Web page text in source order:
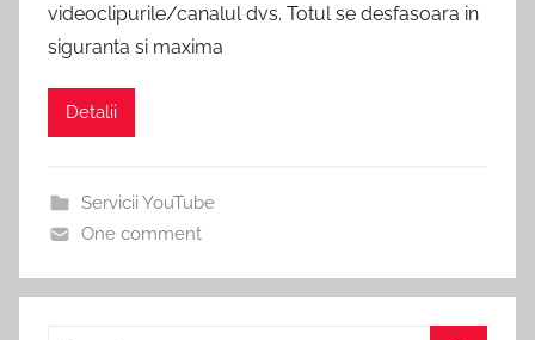
videoclipurile/canalul dvs. Totul se desfasoara in
siguranta si maxima
Detalii
Servicii YouTube
One comment